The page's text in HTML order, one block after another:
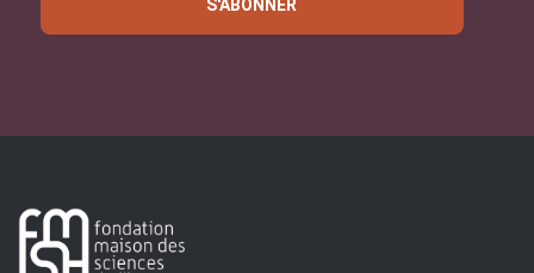
S'ABONNER